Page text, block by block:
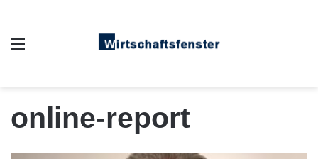
online-report